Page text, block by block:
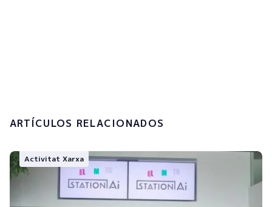
ARTÍCULOS RELACIONADOS
Activitat Xarxa